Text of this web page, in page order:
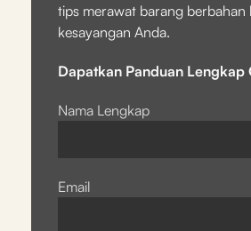
tips merawat barang berbahan
kesayangan Anda.
Dapatkan Panduan Lengkap
Nama Lengkap
Email